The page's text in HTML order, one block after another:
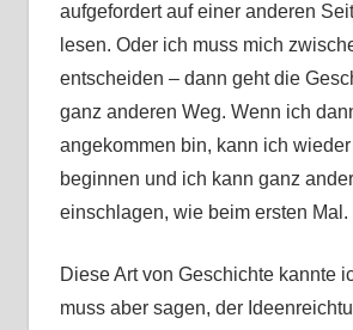
aufgefordert auf einer anderen
lesen. Oder ich muss mich
entscheiden – dann geht die
ganz anderen Weg. Wenn ich
angekommen bin, kann ich
beginnen und ich kann ganz
einschlagen, wie beim ersten Mal.
Diese Art von Geschichte kannte
muss aber sagen, der